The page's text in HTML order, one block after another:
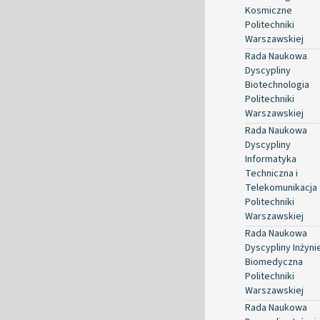
Kosmiczne
Politechniki
Warszawskiej
Rada Naukowa
Dyscypliny
Biotechnologia
Politechniki
Warszawskiej
Rada Naukowa
Dyscypliny
Informatyka
Techniczna i
Telekomunikacja
Politechniki
Warszawskiej
Rada Naukowa
Dyscypliny
Biomedyczna
Politechniki
Warszawskiej
Rada Naukowa